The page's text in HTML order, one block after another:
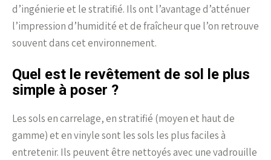
d’ingénierie et le stratifié. Ils ont l’avantage d’atténuer
l’impression d’humidité et de fraîcheur que l’on retrouve
souvent dans cet environnement.
Quel est le revêtement de sol le plus
simple à poser ?
Les sols en carrelage, en stratifié (moyen et haut de
gamme) et en vinyle sont les sols les plus faciles à
entretenir. Ils peuvent être nettoyés avec une vadrouille